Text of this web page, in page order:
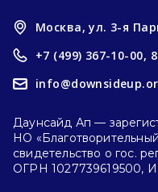
Москва, ул. 3-я
+7 (499) 367-10-00,
Даунсайд Ап —
НО
свидетельство о гос.
ОГРН 1027739619500,